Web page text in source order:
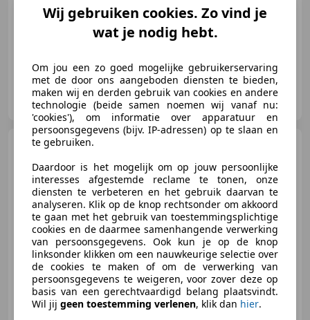
10/2014 125.000 km Benzine
52 kW (71 PK)
Autohandel Voorst
NL-8042 PG ZWOLLE
€ 3.445
11/2010 77.000 km Benzine 62 kW (84 PK)
Wij gebruiken cookies. Zo vind je
wat je nodig hebt.
Om jou een zo goed mogelijke gebruikerservaring
met de door ons aangeboden diensten te bieden,
maken wij en derden gebruik van cookies en andere
technologie (beide samen noemen wij vanaf nu:
'cookies'), om informatie over apparatuur en
persoonsgegevens (bijv. IP-adressen) op te slaan en
te gebruiken.
Daardoor is het mogelijk om op jouw persoonlijke
interesses afgestemde reclame te tonen, onze
diensten te verbeteren en het gebruik daarvan te
analyseren. Klik op de knop rechtsonder om akkoord
te gaan met het gebruik van toestemmingsplichtige
cookies en de daarmee samenhangende verwerking
van persoonsgegevens. Ook kun je op de knop
linksonder klikken om een nauwkeurige selectie over
de cookies te maken of om de verwerking van
persoonsgegevens te weigeren, voor zover deze op
basis van een gerechtvaardigd belang plaatsvindt.
Wil jij geen toestemming verlenen, klik dan hier.